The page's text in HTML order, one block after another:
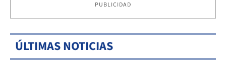
PUBLICIDAD
ÚLTIMAS NOTICIAS